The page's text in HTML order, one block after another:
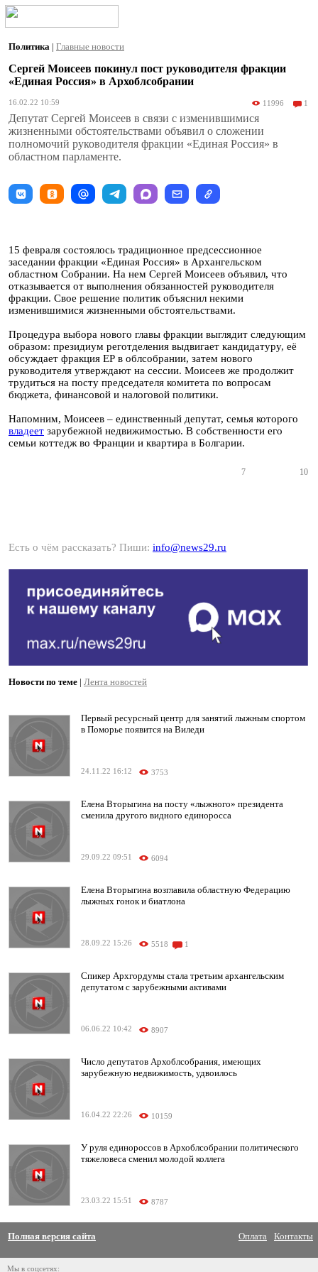
Политика | Главные новости
Сергей Моисеев покинул пост руководителя фракции
«Единая Россия» в Архоблсобрании
16.02.22 10:59 11996 1
Депутат Сергей Моисеев в связи с изменившимися
жизненными обстоятельствами объявил о сложении
полномочий руководителя фракции «Единая Россия» в
областном парламенте.
15 февраля состоялось традиционное предсессионное
заседании фракции «Единая Россия» в Архангельском
областном Собрании. На нем Сергей Моисеев объявил, что
отказывается от выполнения обязанностей руководителя
фракции. Свое решение политик объяснил некими
изменившимися жизненными обстоятельствами.
Процедура выбора нового главы фракции выглядит следующим
образом: президиум реготделения выдвигает кандидатуру, её
обсуждает фракция ЕР в облсобрании, затем нового
руководителя утверждают на сессии. Моисеев же продолжит
трудиться на посту председателя комитета по вопросам
бюджета, финансовой и налоговой политики.
Напомним, Моисеев – единственный депутат, семья которого
владеет зарубежной недвижимостью. В собственности его
семьи коттедж во Франции и квартира в Болгарии.
7 10
Есть о чём рассказать? Пиши: info@news29.ru
Новости по теме | Лента новостей
Первый ресурсный центр для занятий лыжным спортом
в Поморье появится на Виледи
24.11.22 16:12 3753
Елена Вторыгина на посту «лыжного» президента
сменила другого видного единоросса
29.09.22 09:51 6094
Елена Вторыгина возглавила областную Федерацию
лыжных гонок и биатлона
28.09.22 15:26 5518 1
Спикер Архгордумы стала третьим архангельским
депутатом с зарубежными активами
06.06.22 10:42 8907
Число депутатов Архоблсобрания, имеющих
зарубежную недвижимость, удвоилось
16.04.22 22:26 10159
У руля единороссов в Архоблсобрании политического
тяжеловеса сменил молодой коллега
23.03.22 15:51 8787
Полная версия сайта Оплата Контакты
Мы в соцсетях: